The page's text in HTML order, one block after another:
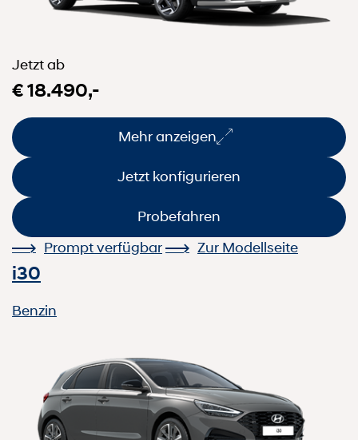
Jetzt ab
€ 18.490,-
Mehr anzeigen
Jetzt konfigurieren
Probefahren
Prompt verfügbar
Zur Modellseite
i30
Benzin